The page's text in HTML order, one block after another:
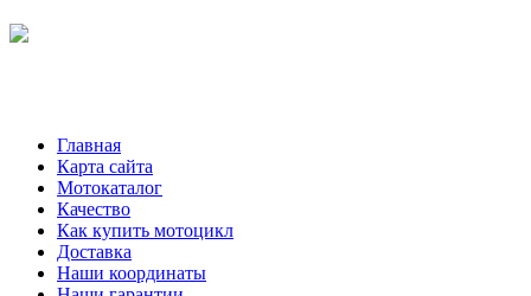
Главная
Карта сайта
Мотокаталог
Качество
Как купить мотоцикл
Доставка
Наши координаты